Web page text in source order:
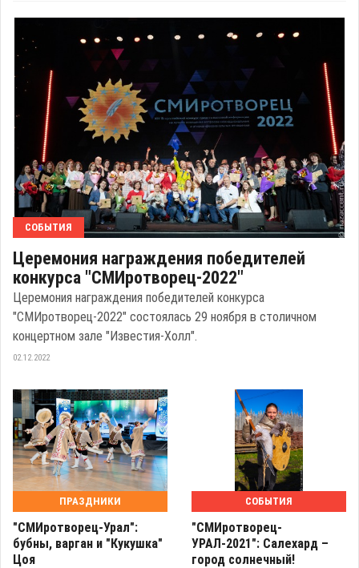
СОБЫТИЯ
Церемония награждения победителей
конкурса "СМИротворец-2022"
Церемония награждения победителей конкурса
"СМИротворец-2022" состоялась 29 ноября в столичном
концертном зале "Известия-Холл".
02.12.2022
ПРАЗДНИКИ
"СМИротворец-Урал":
бубны, варган и "Кукушка"
Цоя
СОБЫТИЯ
"СМИротворец-
УРАЛ-2021": Салехард –
город солнечный!